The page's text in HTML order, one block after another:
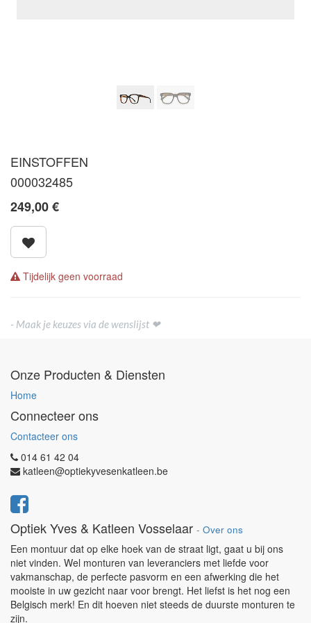
EINSTOFFEN
000032485
249,00€
Tijdelijk geen voorraad
- Maak je keuzes via de wenslijst ❤
Onze Producten & Diensten
Home
Connecteer ons
Contacteer ons
014 61 42 04
katleen@optiekyvesenkatleen.be
Optiek Yves & Katleen Vosselaar - Over ons
Een montuur dat op elke hoek van de straat ligt, gaat u bij ons
niet vinden. Wel monturen van leveranciers met liefde voor
vakmanschap, de perfecte pasvorm en een afwerking die het
mooiste in uw gezicht naar voor brengt. Het liefst is het nog een
Belgisch merk! En dit hoeven niet steeds de duurste monturen te
zijn.